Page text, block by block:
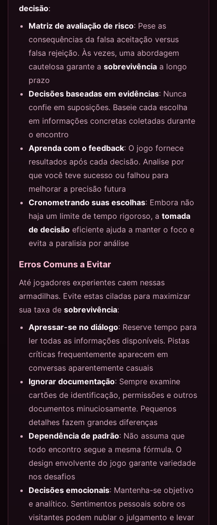
decisão:
Matriz de avaliação de risco: Pese as
consequências da falsa aceitação versus
falsa rejeição. Às vezes, uma abordagem
cautelosa garante a sobrevivência a longo
prazo
Decisões baseadas em evidências: Nunca
confie em suposições. Baseie cada escolha
em informações concretas coletadas durante
o encontro
Aprenda com o feedback: O jogo fornece
resultados após cada decisão. Analise por
que você teve sucesso ou falhou para
melhorar a precisão futura
Cronometrando suas escolhas: Embora não
haja um limite de tempo rigoroso, a tomada
de decisão eficiente ajuda a manter o foco e
evita a paralisia por análise
Erros Comuns a Evitar
Até jogadores experientes caem nessas
armadilhas. Evite estas ciladas para maximizar
sua taxa de sobrevivência:
Apressar-se no diálogo: Reserve tempo para
ler todas as informações disponíveis. Pistas
críticas frequentemente aparecem em
conversas aparentemente casuais
Ignorar documentação: Sempre examine
cartões de identificação, permissões e outros
documentos minuciosamente. Pequenos
detalhes fazem grandes diferenças
Dependência de padrão: Não assuma que
todo encontro segue a mesma fórmula. O
design envolvente do jogo garante variedade
nos desafios
Decisões emocionais: Mantenha-se objetivo
e analítico. Sentimentos pessoais sobre os
visitantes podem nublar o julgamento e levar